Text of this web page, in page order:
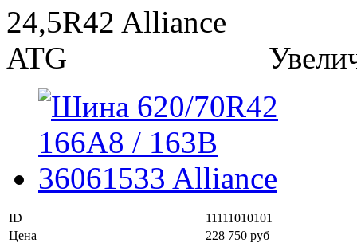
ID
11111010101
Цена
228 750 руб